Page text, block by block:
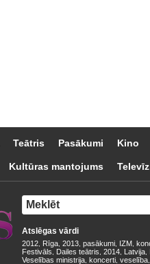
Teātris Pasākumi Kino
Kultūras mantojums
Atslēgas vārdi
2012 Rīga 2013 pasākumi IZM
Festivāls
Dailes teātris 2014 Latvija
Veselības ministrija koncerti veselība